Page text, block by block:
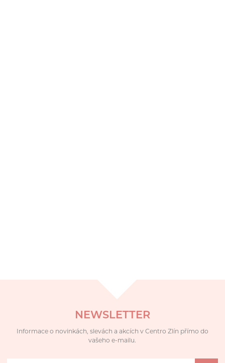
NEWSLETTER
Informace o novinkách, slevách a akcích v Centro Zlín přímo do
vašeho e-mailu.